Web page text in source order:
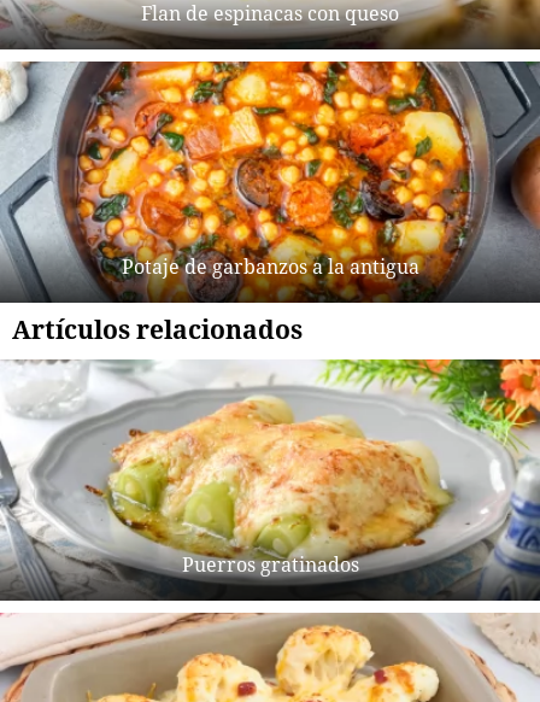
Flan de espinacas con queso
Potaje de garbanzos a la antigua
Artículos relacionados
Puerros gratinados